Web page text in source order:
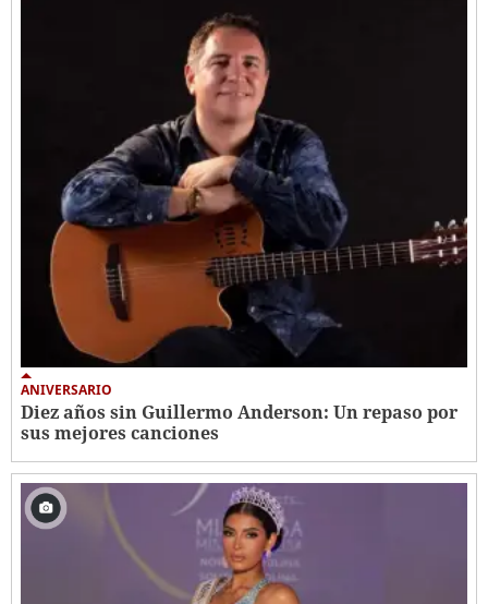
ANIVERSARIO
Diez años sin Guillermo Anderson: Un repaso por
sus mejores canciones